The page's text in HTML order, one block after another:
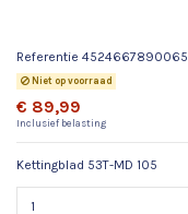
Referentie 4524667890065
Niet op voorraad
€ 89,99
Inclusief belasting
Kettingblad 53T-MD 105